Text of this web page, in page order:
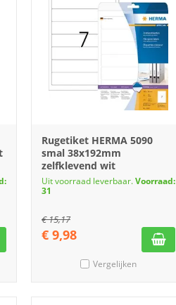
Rugetiket HERMA 5090
smal 38x192mm
zelfklevend wit
Uit voorraad leverbaar.Voorraad:
31
€15,17
€ 9,98
Vergelijken